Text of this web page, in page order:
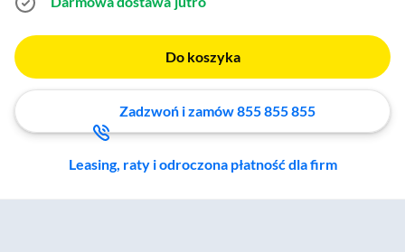
Do koszyka
Zadzwoń i zamów 855 855 855
Leasing, raty i odroczona płatność dla firm